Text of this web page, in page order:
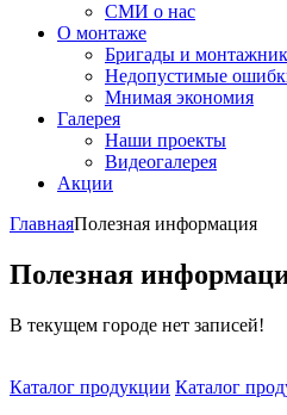
СМИ о нас
О монтаже
Бригады и
Недопустимые
Мнимая экономия
Галерея
Наши проекты
Видеогалерея
Акции
ГлавнаяПолезная информация
Полезная
В текущем городе нет записей!
Каталог продукции Каталог